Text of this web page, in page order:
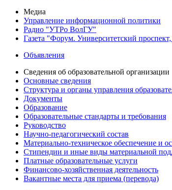
Медиа
Управление информационной политики
Радио "УТРо ВолГУ"
Газета "Форум. Университетский
Объявления
Сведения об образовательной организации
Основные сведения
Структура и органы управления
Документы
Образование
Образовательные стандарты и требования
Руководство
Научно-педагогический состав
Материально-техническое обеспечение и
Стипендии и иные виды материальной
Платные образовательные услуги
Финансово-хозяйственная деятельность
Вакантные места для приема (перевода)